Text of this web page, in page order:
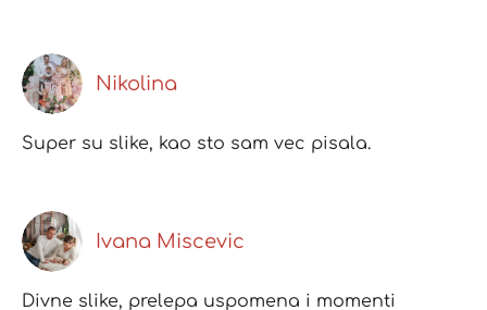
Nikolina
Super su slike, kao sto sam vec pisala.
Ivana Miscevic
Divne slike, prelepa uspomena i momenti